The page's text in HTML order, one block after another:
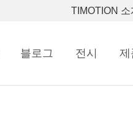
TIMOTION 소
블로그 전시 제